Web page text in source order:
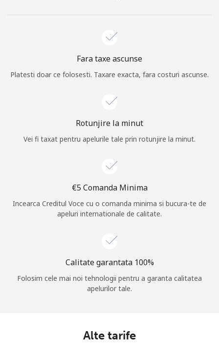
CREEAZA CONT NOU →
Log in
sau
Continua cu
Fara taxe ascunse
Platesti doar ce folosesti. Taxare exacta, fara costuri ascunse.
Rotunjire la minut
Vei fi taxat pentru apelurile tale prin rotunjire la minut.
⁦€5⁩ Comanda Minima
Incearca Creditul Voce cu o comanda minima si bucura-te de
apeluri internationale de calitate.
Calitate garantata 100%
Folosim cele mai noi tehnologii pentru a garanta calitatea
apelurilor tale.
Alte tarife